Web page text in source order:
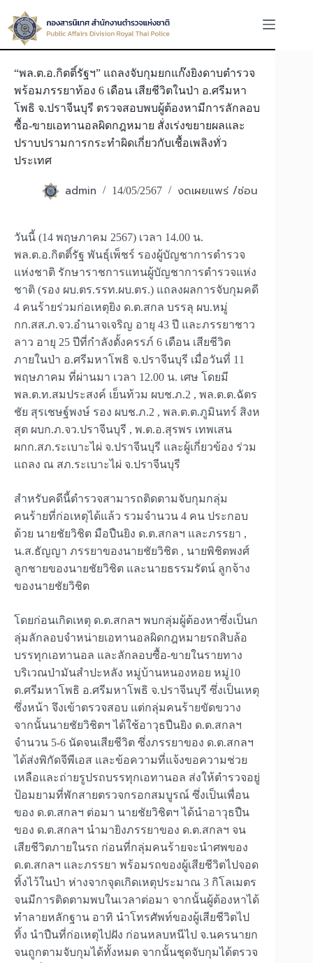
to
content
“พล.ต.อ.กิตติ์รัฐฯ” แถลงจับกุมยกแก๊งยิงดาบตำรวจ
พร้อมภรรยาท้อง 6 เดือน เสียชีวิตในป่า อ.ศรีมหา
โพธิ จ.ปราจีนบุรี ตรวจสอบพบผู้ต้องหามีการลักลอบ
ซื้อ-ขายเอทานอลผิดกฎหมาย สั่งเร่งขยายผลและ
ปราบปรามการกระทำผิดเกี่ยวกับเชื้อเพลิงทั่ว
ประเทศ
admin 14/05/2567 งดเผยแพร่ /ซ่อน
วันนี้ (14 พฤษภาคม 2567) เวลา 14.00 น.
พล.ต.อ.กิตติ์รัฐ พันธุ์เพ็ชร์ รองผู้บัญชาการตำรวจ
แห่งชาติ รักษาราชการแทนผู้บัญชาการตำรวจแห่ง
ชาติ (รอง ผบ.ตร.รรท.ผบ.ตร.) แถลงผลการจับกุมคดี
4 คนร้ายร่วมก่อเหตุยิง ด.ต.สกล บรรลุ ผบ.หมู่
กก.สส.ภ.จว.อำนาจเจริญ อายุ 43 ปี และภรรยาชาว
ลาว อายุ 25 ปีที่กำลังตั้งครรภ์ 6 เดือน เสียชีวิต
ภายในป่า อ.ศรีมหาโพธิ จ.ปราจีนบุรี เมื่อวันที่ 11
พฤษภาคม ที่ผ่านมา เวลา 12.00 น. เศษ โดยมี
พล.ต.ท.สมประสงค์ เย็นท้วม ผบช.ภ.2 , พล.ต.ต.ฉัตร
ชัย สุรเชษฐ์พงษ์ รอง ผบช.ภ.2 , พล.ต.ต.ภูมินทร์ สิงห
สุต ผบก.ภ.จว.ปราจีนบุรี , พ.ต.อ.สุรพร เทพเสน
ผกก.สภ.ระเบาะไผ่ จ.ปราจีนบุรี และผู้เกี่ยวข้อง ร่วม
แถลง ณ สภ.ระเบาะไผ่ จ.ปราจีนบุรี
สำหรับคดีนี้ตำรวจสามารถติดตามจับกุมกลุ่ม
คนร้ายที่ก่อเหตุได้แล้ว รวมจำนวน 4 คน ประกอบ
ด้วย นายชัยวิชิต มือปืนยิง ด.ต.สกลฯ และภรรยา ,
น.ส.ธัญญา ภรรยาของนายชัยวิชิต , นายพิชิตพงศ์
ลูกชายของนายชัยวิชิต และนายธรรมรัตน์ ลูกจ้าง
ของนายชัยวิชิต
โดยก่อนเกิดเหตุ ด.ต.สกลฯ พบกลุ่มผู้ต้องหาซึ่งเป็นก
ลุ่มลักลอบจำหน่ายเอทานอลผิดกฎหมายรถสิบล้อ
บรรทุกเอทานอล และลักลอบซื้อ-ขายในรายทาง
บริเวณป่ามันสำปะหลัง หมู่บ้านหนองหอย หมู่10
ต.ศรีมหาโพธิ อ.ศรีมหาโพธิ จ.ปราจีนบุรี ซึ่งเป็นเหตุ
ซึ่งหน้า จึงเข้าตรวจสอบ แต่กลุ่มคนร้ายขัดขวาง
จากนั้นนายชัยวิชิตฯ ได้ใช้อาวุธปืนยิง ด.ต.สกลฯ
จำนวน 5-6 นัดจนเสียชีวิต ซึ่งภรรยาของ ด.ต.สกลฯ
ได้ส่งพิกัดจีพีเอส และข้อความที่แจ้งขอความช่วย
เหลือและถ่ายรูปรถบรรทุกเอทานอล ส่งให้ตำรวจอยู่
ป้อมยามที่พักสายตรวจกรอกสมบูรณ์ ซึ่งเป็นเพื่อน
ของ ด.ต.สกลฯ ต่อมา นายชัยวิชิตฯ ได้นำอาวุธปืน
ของ ด.ต.สกลฯ นำมายิงภรรยาของ ด.ต.สกลฯ จน
เสียชีวิตภายในรถ ก่อนที่กลุ่มคนร้ายจะนำศพของ
ด.ต.สกลฯ และภรรยา พร้อมรถของผู้เสียชีวิตไปจอด
ทิ้งไว้ในป่า ห่างจากจุดเกิดเหตุประมาณ 3 กิโลเมตร
จนมีการติดตามพบในเวลาต่อมา จากนั้นผู้ต้องหาได้
ทำลายหลักฐาน อาทิ นำโทรศัพท์ของผู้เสียชีวิตไป
ทิ้ง นำปืนที่ก่อเหตุไปฝัง ก่อนหลบหนีไป จ.นครนายก
จนถูกตามจับกุมได้ทั้งหมด จากนั้นชุดจับกุมได้ตรวจ